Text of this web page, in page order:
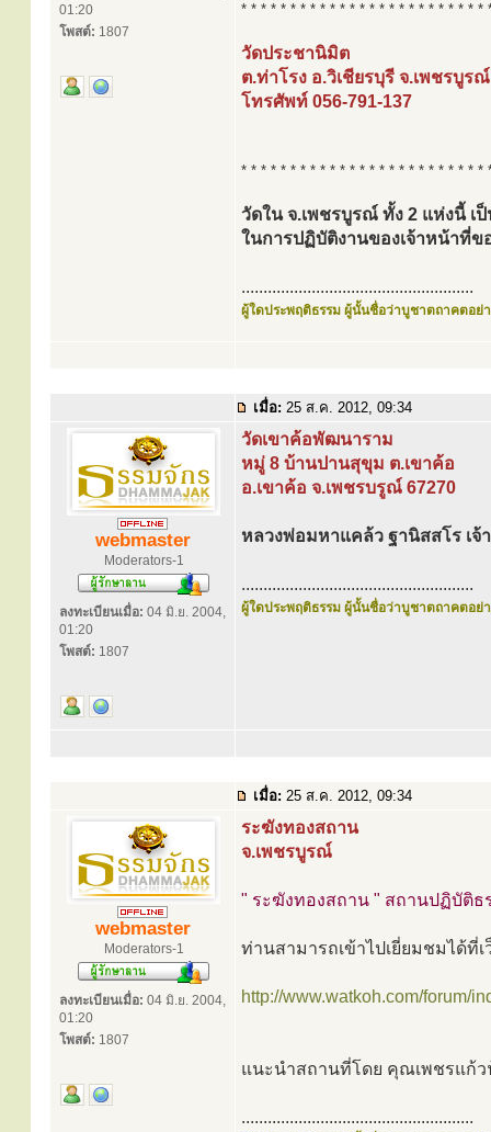
01:20
โพสต์: 1807
* * * * * * * * * * * * * * * * * * * * * * * * *
วัดประชานิมิต
ต.ท่าโรง อ.วิเชียรบุรี จ.เพชรบูร
โทรศัพท์ 056-791-137
* * * * * * * * * * * * * * * * * * * * * * * * *
วัดใน จ.เพชรบูรณ์ ทั้ง 2 แห่งนี้ เ
ในการปฏิบัติงานของเจ้าหน้าที่
.....................................................
ผู้ใดประพฤติธรรม ผู้นั้นชื่อว่าบูชาตถาคตอย่า
เมื่อ: 25 ส.ค. 2012, 09:34
webmaster
Moderators-1
ลงทะเบียนเมื่อ: 04 มิ.ย. 2004,
01:20
โพสต์: 1807
วัดเขาค้อพัฒนาราม
หมู่ 8 บ้านปานสุขุม ต.เขาค้อ
อ.เขาค้อ จ.เพชรบรูณ์ 67270
หลวงพ่อมหาแคล้ว ฐานิสสโร เจ้
.....................................................
ผู้ใดประพฤติธรรม ผู้นั้นชื่อว่าบูชาตถาคตอย่า
เมื่อ: 25 ส.ค. 2012, 09:34
webmaster
Moderators-1
ลงทะเบียนเมื่อ: 04 มิ.ย. 2004,
01:20
โพสต์: 1807
ระฆังทองสถาน
จ.เพชรบูรณ์
" ระฆังทองสถาน " สถานปฏิบัติธ
ท่านสามารถเข้าไปเยี่ยมชมได้ที่เ
http://www.watkoh.com/forum/
แนะนำสถานที่โดย คุณเพชรแก้ว
.....................................................